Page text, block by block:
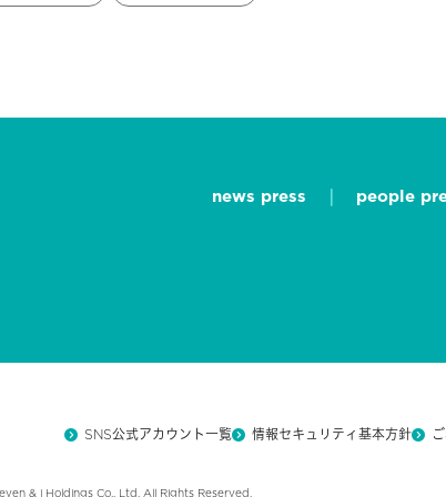
news press people
SNS公式アカウント一覧 情報セキュリティ基本方針
& i Holdings Co., Ltd. All Rights Reserved.